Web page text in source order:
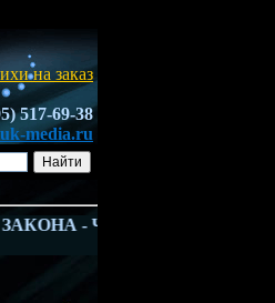
на заказ
517-69-38
media.ru
- Ч.4 ГК РФ. Владелец всех